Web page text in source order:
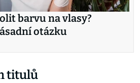
barvu na vlasy?
otázku
titulů